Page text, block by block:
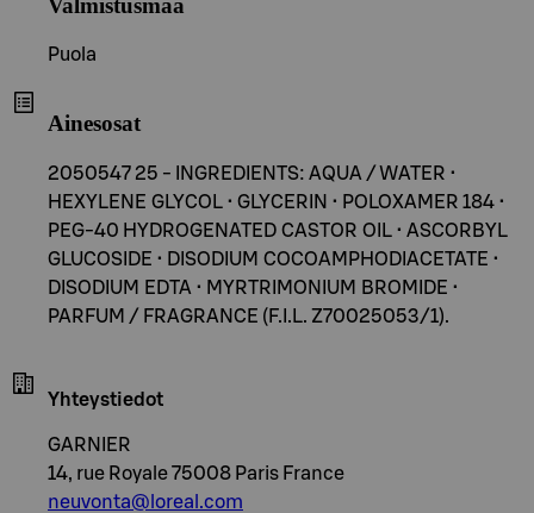
Puola
Ainesosat
2050547 25 - INGREDIENTS: AQUA / WATER •
HEXYLENE GLYCOL • GLYCERIN • POLOXAMER 184 •
PEG-40 HYDROGENATED CASTOR OIL • ASCORBYL
GLUCOSIDE • DISODIUM COCOAMPHODIACETATE •
DISODIUM EDTA • MYRTRIMONIUM BROMIDE •
PARFUM / FRAGRANCE (F.I.L. Z70025053/1).
Yhteystiedot
GARNIER
14, rue Royale 75008 Paris France
neuvonta@loreal.com